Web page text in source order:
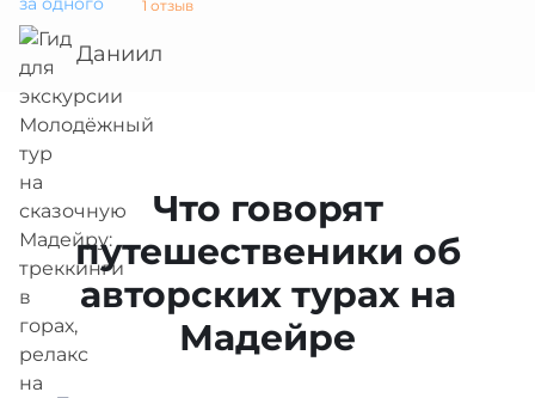
1 отзыв
Даниил
Что говорят
путешественики об
авторских турах на
Мадейре